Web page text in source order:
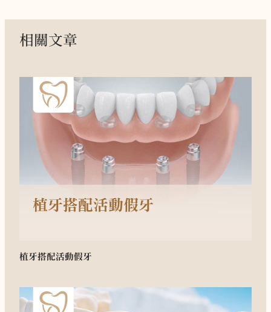
相關文章
植牙搭配活動假牙